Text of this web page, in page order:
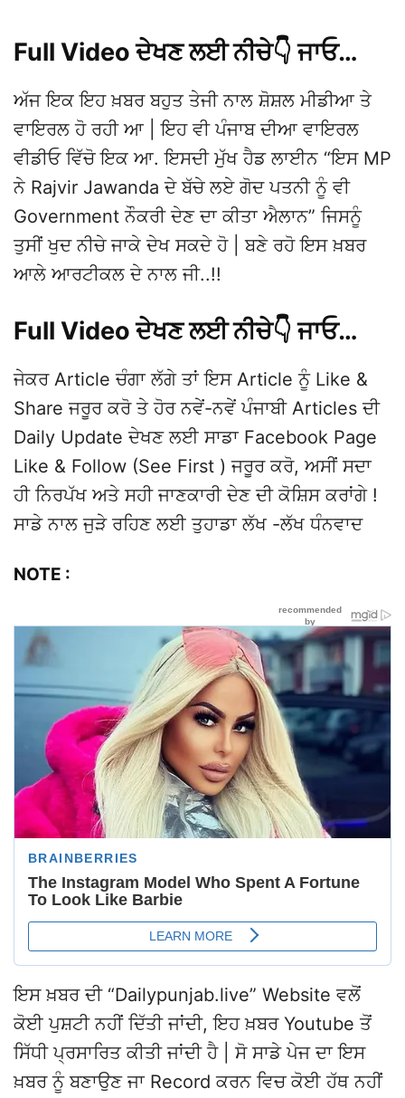
Full Video ਦੇਖਣ ਲਈ ਨੀਚੇ👇 ਜਾਓ…
ਅੱਜ ਇਕ ਇਹ ਖ਼ਬਰ ਬਹੁਤ ਤੇਜੀ ਨਾਲ ਸ਼ੋਸ਼ਲ ਮੀਡੀਆ ਤੇ
ਵਾਇਰਲ ਹੋ ਰਹੀ ਆ | ਇਹ ਵੀ ਪੰਜਾਬ ਦੀਆ ਵਾਇਰਲ
ਵੀਡੀਓ ਵਿੱਚੋ ਇਕ ਆ. ਇਸਦੀ ਮੁੱਖ ਹੈਡ ਲਾਈਨ “ਇਸ MP
ਨੇ Rajvir Jawanda ਦੇ ਬੱਚੇ ਲਏ ਗੋਦ ਪਤਨੀ ਨੂੰ ਵੀ
Government ਨੌਕਰੀ ਦੇਣ ਦਾ ਕੀਤਾ ਐਲਾਨ” ਜਿਸਨੂੰ
ਤੁਸੀਂ ਖੁਦ ਨੀਚੇ ਜਾਕੇ ਦੇਖ ਸਕਦੇ ਹੋ | ਬਣੇ ਰਹੋ ਇਸ ਖ਼ਬਰ
ਆਲੇ ਆਰਟੀਕਲ ਦੇ ਨਾਲ ਜੀ..!!
Full Video ਦੇਖਣ ਲਈ ਨੀਚੇ👇 ਜਾਓ…
ਜੇਕਰ Article ਚੰਗਾ ਲੱਗੇ ਤਾਂ ਇਸ Article ਨੂੰ Like &
Share ਜਰੂਰ ਕਰੋ ਤੇ ਹੋਰ ਨਵੇਂ-ਨਵੇਂ ਪੰਜਾਬੀ Articles ਦੀ
Daily Update ਦੇਖਣ ਲਈ ਸਾਡਾ Facebook Page
Like & Follow (See First ) ਜਰੂਰ ਕਰੋ, ਅਸੀਂ ਸਦਾ
ਹੀ ਨਿਰਪੱਖ ਅਤੇ ਸਹੀ ਜਾਣਕਾਰੀ ਦੇਣ ਦੀ ਕੋਸ਼ਿਸ ਕਰਾਂਗੇ !
ਸਾਡੇ ਨਾਲ ਜੁੜੇ ਰਹਿਣ ਲਈ ਤੁਹਾਡਾ ਲੱਖ -ਲੱਖ ਧੰਨਵਾਦ
NOTE :
ਇਸ ਖ਼ਬਰ ਦੀ “Dailypunjab.live” Website ਵਲੋਂ
ਕੋਈ ਪੁਸ਼ਟੀ ਨਹੀਂ ਦਿੱਤੀ ਜਾਂਦੀ, ਇਹ ਖ਼ਬਰ Youtube ਤੋਂ
ਸਿੱਧੀ ਪ੍ਰਸਾਰਿਤ ਕੀਤੀ ਜਾਂਦੀ ਹੈ | ਸੋ ਸਾਡੇ ਪੇਜ ਦਾ ਇਸ
ਖ਼ਬਰ ਨੂੰ ਬਣਾਉਣ ਜਾ Record ਕਰਨ ਵਿਚ ਕੋਈ ਹੱਥ ਨਹੀਂ